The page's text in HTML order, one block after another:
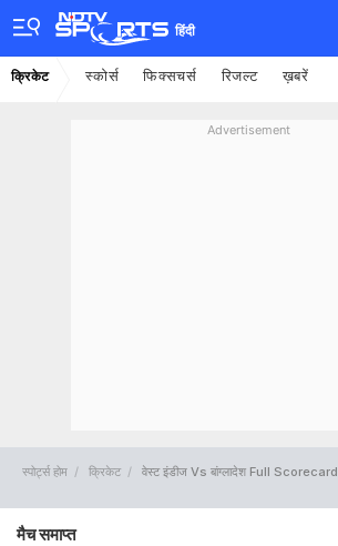
हिंदी
क्रिकेट स्कोर्स फिक्सचर्स रिजल्ट ख़बरें
Advertisement
स्पोर्ट्स होम क्रिकेट वेस्ट इंडीज Vs बांग्लादेश Full Scorecard
मैच समाप्त